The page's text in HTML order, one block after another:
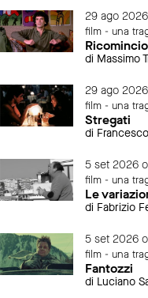
29 ago
film - una
di Massimo
29 ago
film - una
Stregati
di
5 set 2026
film - una
Le
di Fabrizio
5 set 2026
film - una
Fantozzi
di Luciano